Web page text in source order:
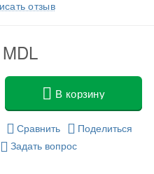
отзыв
MDL
В корзину
Сравнить
Поделиться
Задать вопрос